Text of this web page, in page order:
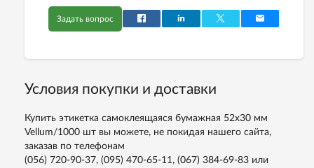
Задать вопрос
Условия покупки и доставки
Купить этикетка самоклеящаяся бумажная 52х30 мм
Vellum/1000 шт вы можете, не покидая нашего сайта,
заказав по телефонам
(056) 720-90-37, (095) 470-65-11, (067) 384-69-83 или